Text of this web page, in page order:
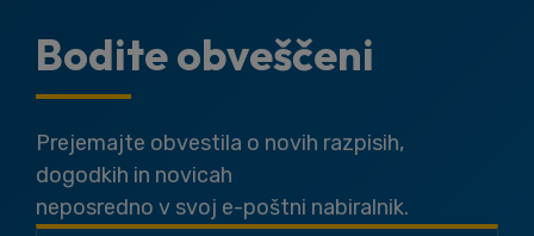
Bodite obveščeni
Prejemajte obvestila o novih razpisih,
dogodkih in novicah
neposredno v svoj e-poštni nabiralnik.